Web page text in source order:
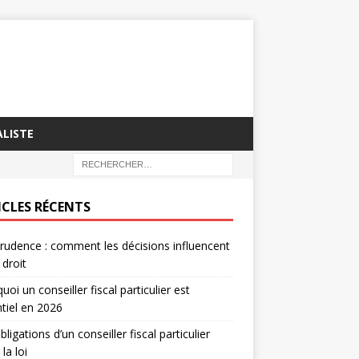
RÉCENTS
: comment les décisions influencent
un conseiller fiscal particulier est
en 2026
d’un conseiller fiscal particulier
loi